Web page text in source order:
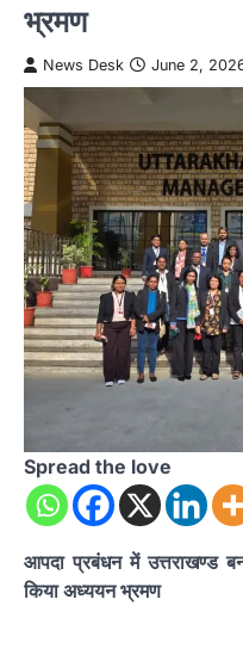
भ्रमण
News Desk June 2,
Spread the love
आपदा प्रबंधन में उत्तराखण्ड
किया अध्ययन भ्रमण